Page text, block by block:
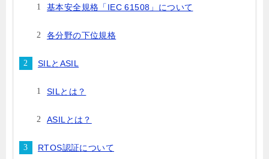
基本安全規格「IEC 61508」について
各分野の下位規格
SILとASIL
SILとは？
ASILとは？
RTOS認証について